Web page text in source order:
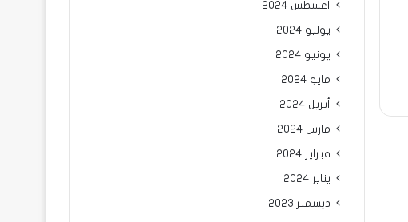
أغسطس 2024
يوليو 2024
يونيو 2024
مايو 2024
أبريل 2024
مارس 2024
فبراير 2024
يناير 2024
ديسمبر 2023